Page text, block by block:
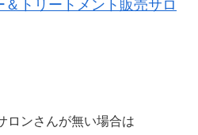
トリートメント販売サロ
ンさんが無い場合は